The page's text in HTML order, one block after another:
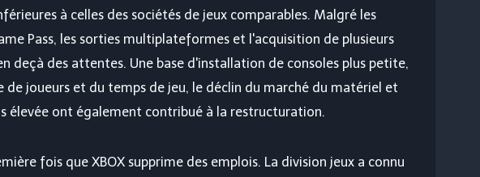
à celles des sociétés de jeux comparables. Malgré les
Pass, les sorties multiplateformes et l'acquisition de plusieurs
deçà des attentes. Une base d'installation de consoles plus petite,
joueurs et du temps de jeu, le déclin du marché du matériel et
élevée ont également contribué à la restructuration.
fois que XBOX supprime des emplois. La division jeux a connu